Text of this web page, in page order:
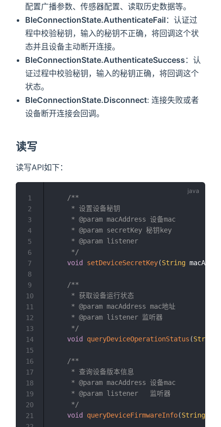
配置广播参数、传感器配置、读取历史数据等。
BleConnectionState.AuthenticateFail ：认证过
程中校验秘钥，输入的秘钥不正确，将回调这个状
态并且设备主动断开连接。
BleConnectionState.AuthenticateSuccess ：认
证过程中校验秘钥，输入的秘钥正确，将回调这个
状态。
BleConnectionState.Disconnect: 连接失败或者
设备断开连接会回调。
读写
读写API如下：
/**
     * 设置设备秘钥
     * @param macAddress 设备mac
     * @param secretKey 秘钥key
     * @param listener
     */
void
setDeviceSecretKey(String
/**
     * 获取设备运行状态
     * @param macAddress mac地址
     * @param listener 监听器
     */
void
queryDeviceOperationStatus (String
/**
     * 查询设备版本信息
     * @param macAddress 设备mac
     * @param listener   监听器
     */
void
queryDeviceFirmwareInfo(String
1
2
3
4
5
6
7
8
9
10
11
12
13
14
15
16
17
18
19
20
21